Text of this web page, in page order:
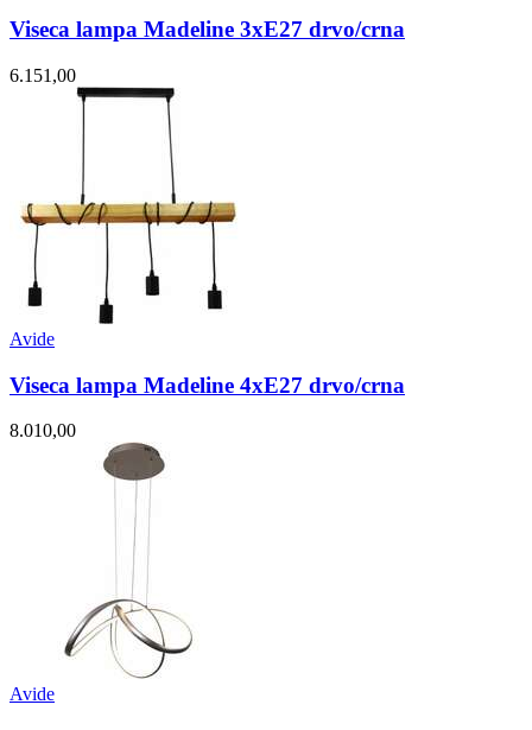
Viseca lampa Madeline 3xE27 drvo/crna
6.151,00
Avide
Viseca lampa Madeline 4xE27 drvo/crna
8.010,00
Avide